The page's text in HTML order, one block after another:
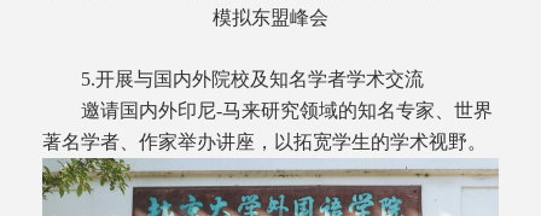
模拟东盟峰会
5.开展与国内外院校及知名学者学术交流
邀请国内外印尼-马来研究领域的知名专家、世界
著名学者、作家举办讲座，以拓宽学生的学术视野。